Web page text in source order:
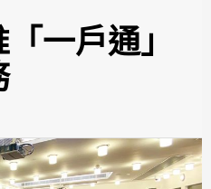
一戶通」